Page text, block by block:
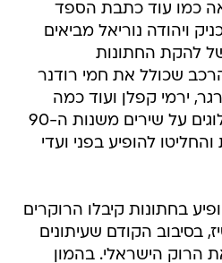
כמו עוד כתבת הספד
ויהודה נוריאל מביאים
להקת החתונות
שכולל את חמי רודנר
ירמי קפלן ועוד כמה
נספחים שהבינו שמתמלוגים על שירים משנות ה-90
להופיע בפני ועדי
בחתונות קיבלו הרוקרים
בסיבוב הקודם שעיתונים
את הרוק הישראלי. בהמון